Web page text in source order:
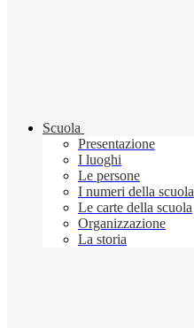
Scuola
Presentazione
I luoghi
Le persone
I numeri della scuola
Le carte della scuola
Organizzazione
La storia